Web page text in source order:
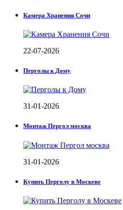
Камера Хранения Сочи
22-07-2026
Перголы к Дому
31-01-2026
Монтаж Пергол москва
31-01-2026
Купить Перголу в Москеве